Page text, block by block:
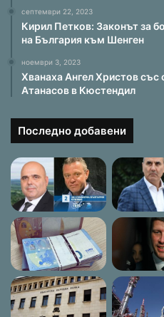
септември 22, 2023
Кирил Петков: Законът за
на България към Шенген
ноември 3, 2023
Хванаха Ангел Христов със
Атанасов в Кюстендил
Последно добавени